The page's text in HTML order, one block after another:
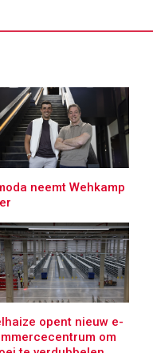
neemt Wehkamp
opent nieuw e-
om